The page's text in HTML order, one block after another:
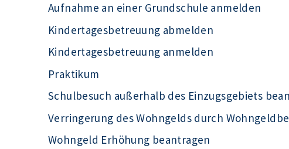
Aufnahme an einer Grundschule anmelden
Kindertagesbetreuung abmelden
Kindertagesbetreuung anmelden
Praktikum
Schulbesuch außerhalb des Einzugsgebiets
Verringerung des Wohngelds durch
Wohngeld Erhöhung beantragen